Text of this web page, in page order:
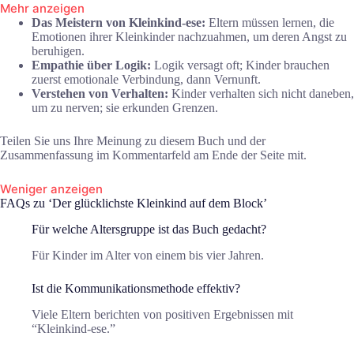
Mehr anzeigen
Das Meistern von Kleinkind-ese: Eltern müssen lernen, die
Emotionen ihrer Kleinkinder nachzuahmen, um deren Angst zu
beruhigen.
Empathie über Logik: Logik versagt oft; Kinder brauchen
zuerst emotionale Verbindung, dann Vernunft.
Verstehen von Verhalten: Kinder verhalten sich nicht daneben,
um zu nerven; sie erkunden Grenzen.
Teilen Sie uns Ihre Meinung zu diesem Buch und der
Zusammenfassung im Kommentarfeld am Ende der Seite mit.
Weniger anzeigen
FAQs zu ‘Der glücklichste Kleinkind auf dem Block’
Für welche Altersgruppe ist das Buch gedacht?
Für Kinder im Alter von einem bis vier Jahren.
Ist die Kommunikationsmethode effektiv?
Viele Eltern berichten von positiven Ergebnissen mit
“Kleinkind-ese.”